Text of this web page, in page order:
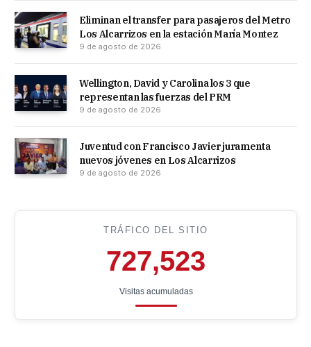
Eliminan el transfer para pasajeros del Metro
Los Alcarrizos en la estación María Montez
9 de agosto de 2026
Wellington, David y Carolina los 3 que
representan las fuerzas del PRM
9 de agosto de 2026
Juventud con Francisco Javier juramenta
nuevos jóvenes en Los Alcarrizos
9 de agosto de 2026
TRÁFICO DEL SITIO
727,523
Visitas acumuladas